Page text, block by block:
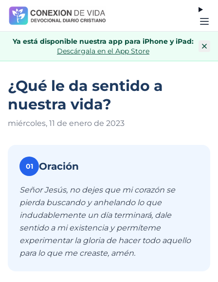
Ya está disponible nuestra app para iPhone y iPad:
Descárgala en el App Store
¿Qué le da sentido a
nuestra vida?
miércoles, 11 de enero de 2023
01 Oración
Señor Jesús, no dejes que mi corazón se
pierda buscando y anhelando lo que
indudablemente un día terminará, dale
sentido a mi existencia y permíteme
experimentar la gloria de hacer todo aquello
para lo que me creaste, amén.